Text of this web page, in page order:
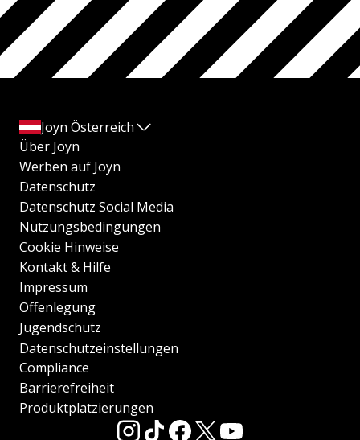
Joyn Österreich
Über Joyn
Werben auf Joyn
Datenschutz
Datenschutz Social Media
Nutzungsbedingungen
Cookie Hinweise
Kontakt & Hilfe
Impressum
Offenlegung
Jugendschutz
Datenschutzeinstellungen
Compliance
Barrierefreiheit
Produktplatzierungen